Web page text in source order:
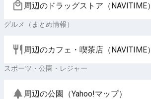
周辺のドラッグストア（NAVITIME）
グルメ（まとめ情報）
周辺のカフェ・喫茶店（NAVITIME）
スポーツ・公園・レジャー
周辺の公園（Yahoo!マップ）